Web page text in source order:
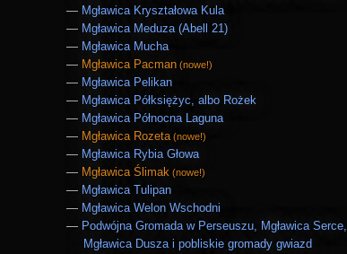
Mgławica Kryształowa Kula
Mgławica Meduza (Abell 21)
Mgławica Mucha
Mgławica Pacman (nowe!)
Mgławica Pelikan
Mgławica Półksiężyc, albo Rożek
Mgławica Północna Laguna
Mgławica Rozeta (nowe!)
Mgławica Rybia Głowa
Mgławica Ślimak (nowe!)
Mgławica Tulipan
Mgławica Welon Wschodni
Podwójna Gromada w Perseuszu, Mgławica Serce,
Mgławica Dusza i pobliskie gromady gwiazd